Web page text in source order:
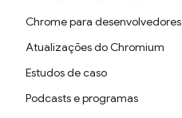
Chrome para desenvolvedores
Atualizações do Chromium
Estudos de caso
Podcasts e programas